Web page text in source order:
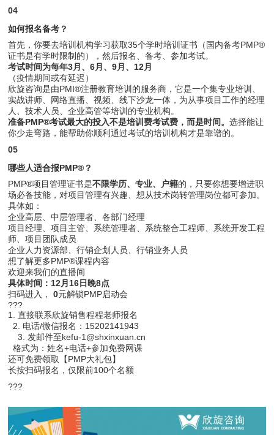
04
如何报名备考？
首先，你要去培训机构学习获取35个学时培训证书（国内备考PMP®
证书是有学时限制的），然后报名、备考、参加考试。
考试时间为每年3月、6月、9月、12月
（疫情期间或有延迟）
欣旋咨询是由PMI®注册教育培训的服务商，它是一个集专业培训、
实战讲师、网络直播、视频、线下沙龙一体，为从事项目工作的经理
人、技术人员、企业高管等培训的专业机构。
准备PMP®考试最大的投入不是培训费考试费，而是时间。选择能让
你少走弯路，能帮助你顺利通过考试的培训机构才是靠谱的。
05
哪些人适合报PMP®？
PMP®项目管理证书是不限学历、专业、户籍的，只要你想要增进职
场必备技能，对项目管理有兴趣、想从技术岗转管理岗位都可参加。
具体如：
企业高层、中层管理者、各部门经理
项目经理、项目主管、系统管理者、系统整合工程师、系统开发工程
师、项目团队成员
企业人力资源部、行销企划人员、行销业务人员
想了解更多PMP®课程内容
欢迎来我们的直播间
具体时间：12月16日晚8点
扫码进入，0元解锁PMP启动会
???
1. 直接联系欣旋销售程程老师报名
2. 电话/微信报名：15202141943
3. 发邮件至kefu-1@shxinxuan.cn
格式为：姓名+电话+参加免费网课
还可免费领取【PMP大礼包】
长按扫码报名，仅限前100个名额
???